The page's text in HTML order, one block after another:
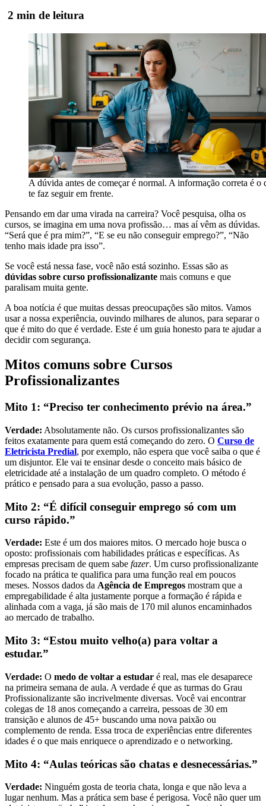
2 min de leitura
A dúvida antes de começar é normal. A informação correta é o
te faz seguir em frente.
Pensando em dar uma virada na carreira? Você pesquisa, olha os
cursos, se imagina em uma nova profissão… mas aí vêm as dúvidas.
“Será que é pra mim?”, “E se eu não conseguir emprego?”, “Não
tenho mais idade pra isso”.
Se você está nessa fase, você não está sozinho. Essas são as
dúvidas sobre curso profissionalizante mais comuns e que
paralisam muita gente.
A boa notícia é que muitas dessas preocupações são mitos. Vamos
usar a nossa experiência, ouvindo milhares de alunos, para separar o
que é mito do que é verdade. Este é um guia honesto para te ajudar a
decidir com segurança.
Mitos comuns sobre Cursos
Profissionalizantes
Mito 1: “Preciso ter conhecimento prévio na área.”
Verdade: Absolutamente não. Os cursos profissionalizantes são
feitos exatamente para quem está começando do zero. O Curso de
Eletricista Predial, por exemplo, não espera que você saiba o que é
um disjuntor. Ele vai te ensinar desde o conceito mais básico de
eletricidade até a instalação de um quadro completo. O método é
prático e pensado para a sua evolução, passo a passo.
Mito 2: “É difícil conseguir emprego só com um
curso rápido.”
Verdade: Este é um dos maiores mitos. O mercado hoje busca o
oposto: profissionais com habilidades práticas e específicas. As
empresas precisam de quem sabe fazer. Um curso profissionalizante
focado na prática te qualifica para uma função real em poucos
meses. Nossos dados da Agência de Empregos mostram que a
empregabilidade é alta justamente porque a formação é rápida e
alinhada com a vaga, já são mais de 170 mil alunos encaminhados
ao mercado de trabalho.
Mito 3: “Estou muito velho(a) para voltar a
estudar.”
Verdade: O medo de voltar a estudar é real, mas ele desaparece
na primeira semana de aula. A verdade é que as turmas do Grau
Profissionalizante são incrivelmente diversas. Você vai encontrar
colegas de 18 anos começando a carreira, pessoas de 30 em
transição e alunos de 45+ buscando uma nova paixão ou
complemento de renda. Essa troca de experiências entre diferentes
idades é o que mais enriquece o aprendizado e o networking.
Mito 4: “Aulas teóricas são chatas e desnecessárias.”
Verdade: Ninguém gosta de teoria chata, longa e que não leva a
lugar nenhum. Mas a prática sem base é perigosa. Você não quer um